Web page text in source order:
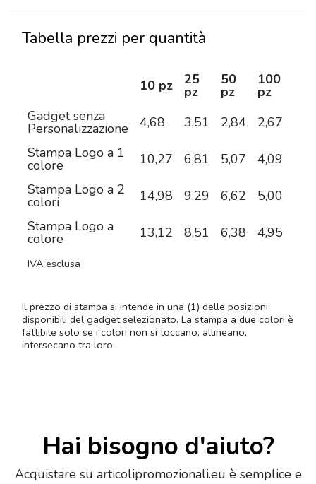
Tabella prezzi per quantità
10 pz 25
pz
50
pz
100
pz
Gadget senza
Personalizzazione 4,68 3,51 2,84 2,67
Stampa Logo a 1
colore 10,27 6,81 5,07 4,09
Stampa Logo a 2
colori 14,98 9,29 6,62 5,00
Stampa Logo a
colore 13,12 8,51 6,38 4,95
IVA esclusa
Il prezzo di stampa si intende in una (1) delle posizioni
disponibili del gadget selezionato. La stampa a due colori è
fattibile solo se i colori non si toccano, allineano,
intersecano tra loro.
Hai bisogno d'aiuto?
Acquistare su articolipromozionali.eu è semplice e